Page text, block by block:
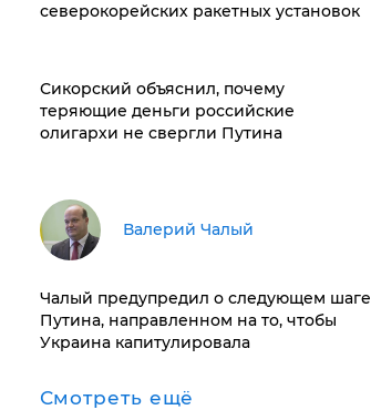
северокорейских ракетных установок
Сикорский объяснил, почему
теряющие деньги российские
олигархи не свергли Путина
Валерий Чалый
Чалый предупредил о следующем шаге
Путина, направленном на то, чтобы
Украина капитулировала
Смотреть ещё